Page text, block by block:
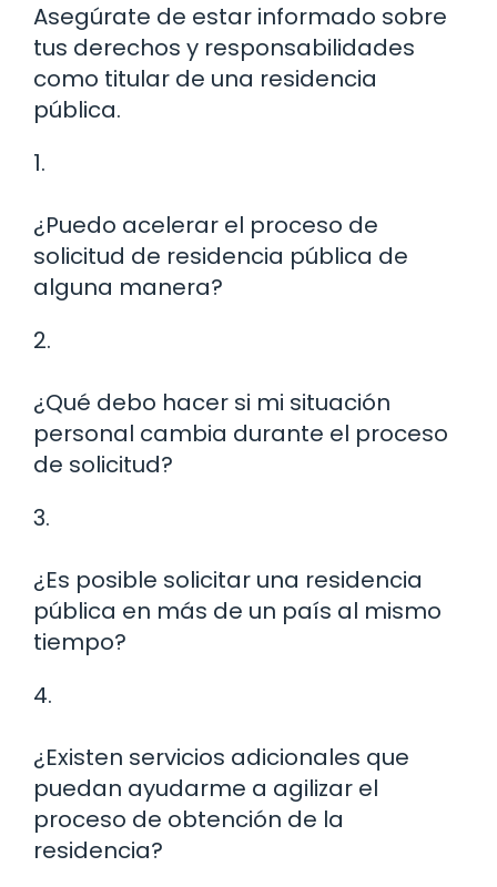
Asegúrate de estar informado sobre
tus derechos y responsabilidades
como titular de una residencia
pública.
1.
¿Puedo acelerar el proceso de
solicitud de residencia pública de
alguna manera?
2.
¿Qué debo hacer si mi situación
personal cambia durante el proceso
de solicitud?
3.
¿Es posible solicitar una residencia
pública en más de un país al mismo
tiempo?
4.
¿Existen servicios adicionales que
puedan ayudarme a agilizar el
proceso de obtención de la
residencia?